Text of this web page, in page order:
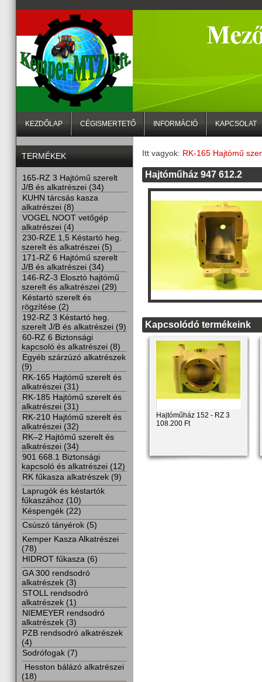
KEZDŐLAP CÉGISMERTETŐ INFORMÁCIÓ KAPCSOLAT
Itt vagyok: RK-165 Hajtómű
Hajtóműház 947 612.2
Kapcsolódó termékeink
Hajtóműház 152 - RZ 3
108.200 Ft
TERMÉKEK
165-RZ 3 Hajtómű szerelt
J/B és alkatrészei (34)
KUHN tárcsás kasza
alkatrészei (8)
VOGEL NOOT vetőgép
alkatrészei (4)
230-RZE 1,5 Késtartó heg.
szerelt és alkatrészei (5)
171-RZ 6 Hajtómű szerelt
J/B és alkatrészei (34)
146-RZ-3 Elosztó hajtómű
szerelt és alkatrészei (29)
Késtartó szerelt és
rögzítése (2)
192-RZ 3 Késtartó heg.
szerelt J/B és alkatrészei (9)
60-RZ 6 Biztonsági
kapcsoló és alkatrészei (8)
Egyéb szárzúzó alkatrészek
(9)
RK-165 Hajtómű szerelt és
alkatrészei (31)
RK-185 Hajtómű szerelt és
alkatrészei (31)
RK-210 Hajtómű szerelt és
alkatrészei (32)
RK–2 Hajtómű szerelt és
alkatrészei (34)
901 668.1 Biztonsági
kapcsoló és alkatrészei (12)
RK fűkasza alkatrészek (9)
Laprugók és késtartók
fűkaszához (10)
Késpengék (22)
Csúszó tányérok (5)
Kemper Kasza Alkatrészei
(78)
HIDROT fűkasza (6)
GA 300 rendsodró
alkatrészek (3)
STOLL rendsodró
alkatrészek (1)
NIEMEYER rendsodró
alkatrészek (3)
PZB rendsodró alkatrészek
(4)
Sodrófogak (7)
Hesston bálázó alkatrészei
(18)